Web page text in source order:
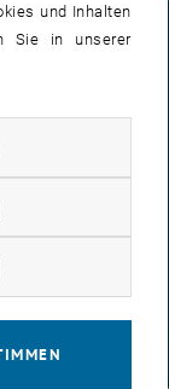
und Inhalten
Sie in unserer
zulassen
zulassen
zulassen